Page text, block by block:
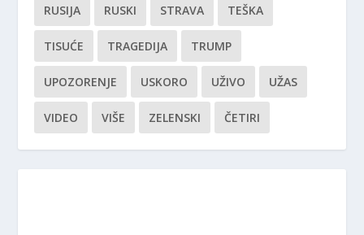
RUSIJA RUSKI STRAVA TEŠKA
TISUĆE TRAGEDIJA TRUMP
UPOZORENJE USKORO UŽIVO UŽAS
VIDEO VIŠE ZELENSKI ČETIRI